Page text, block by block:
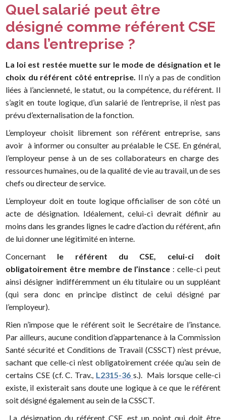
Quel salarié peut être
désigné comme référent CSE
dans l’entreprise ?
La loi est restée muette sur le mode de désignation et le
choix du référent côté entreprise. Il n’y a pas de condition
liées à l’ancienneté, le statut, ou la compétence, du référent. Il
s’agit en toute logique, d’un salarié de l’entreprise, il n’est pas
prévu d’externalisation de la fonction.
L’employeur choisit librement son référent entreprise, sans
avoir à informer ou consulter au préalable le CSE. En général,
l’employeur pense à un de ses collaborateurs en charge des
ressources humaines, ou de la qualité de vie au travail, un de ses
chefs ou directeur de service.
L’employeur doit en toute logique officialiser de son côté un
acte de désignation. Idéalement, celui-ci devrait définir au
moins dans les grandes lignes le cadre d’action du référent, afin
de lui donner une légitimité en interne.
Concernant le référent du CSE, celui-ci doit
obligatoirement être membre de l’instance : celle-ci peut
ainsi désigner indifféremment un élu titulaire ou un suppléant
(qui sera donc en principe distinct de celui désigné par
l’employeur).
Rien n’impose que le référent soit le Secrétaire de l’instance.
Par ailleurs, aucune condition d’appartenance à la Commission
Santé sécurité et Conditions de Travail (CSSCT) n’est prévue,
sachant que celle-ci n’est obligatoirement créée qu’au sein de
certains CSE (cf. C. Trav., L2315-36 s.). Mais lorsque celle-ci
existe, il existerait sans doute une logique à ce que le référent
soit désigné également au sein de la CSSCT.
La désignation du référent CSE, est un point qui doit être